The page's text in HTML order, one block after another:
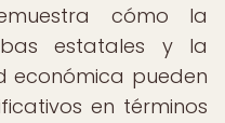
cómo la
estatales y la
económica pueden
en términos